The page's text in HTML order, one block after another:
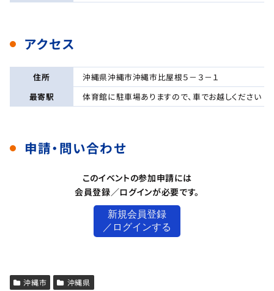
アクセス
住所
沖縄県沖縄市沖縄市比屋根５－３－１
最寄駅
体育館に駐車場ありますので、車でお越しください
申請・問い合わせ
このイベントの参加申請には
会員登録／ログインが必要です。
新規会員登録
／ログインする
沖縄市 沖縄県